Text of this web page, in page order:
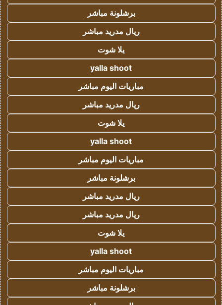
برشلونة مباشر
ريال مدريد مباشر
يلا شوت
yalla shoot
مباريات اليوم مباشر
ريال مدريد مباشر
يلا شوت
yalla shoot
مباريات اليوم مباشر
برشلونة مباشر
ريال مدريد مباشر
ريال مدريد مباشر
يلا شوت
yalla shoot
مباريات اليوم مباشر
برشلونة مباشر